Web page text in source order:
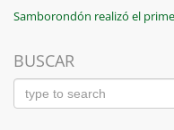
Navegación
de
entradas
Previous
Samborondón realizó el
BUSCAR